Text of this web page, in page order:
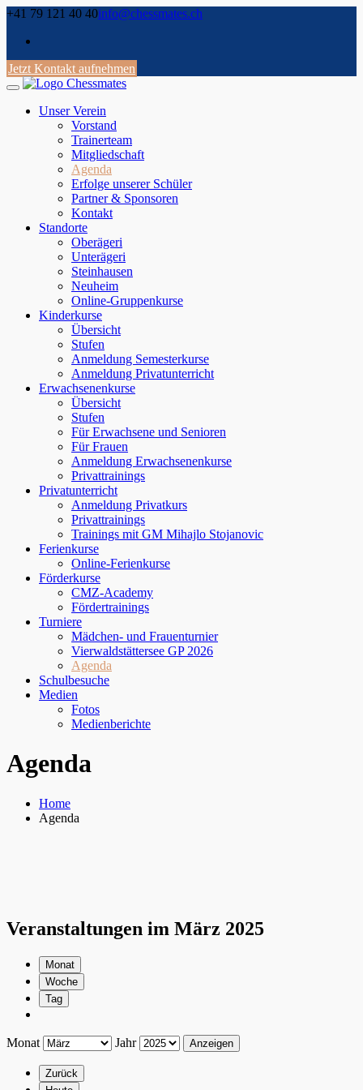
Skip
content
+41 79 121 40 40info@chessmates.ch
Jetzt Kontakt aufnehmen
Unser Verein
Vorstand
Trainerteam
Mitgliedschaft
Agenda
Erfolge unserer Schüler
Partner & Sponsoren
Kontakt
Standorte
Oberägeri
Unterägeri
Steinhausen
Neuheim
Online-Gruppenkurse
Kinderkurse
Übersicht
Stufen
Anmeldung Semesterkurse
Anmeldung Privatunterricht
Erwachsenenkurse
Übersicht
Stufen
Für Erwachsene und Senioren
Für Frauen
Anmeldung Erwachsenenkurse
Privattrainings
Privatunterricht
Anmeldung Privatkurs
Privattrainings
Trainings mit GM Mihajlo Stojanovic
Ferienkurse
Online-Ferienkurse
Förderkurse
CMZ-Academy
Fördertrainings
Turniere
Mädchen- und Frauenturnier
Vierwaldstättersee GP 2026
Agenda
Schulbesuche
Medien
Fotos
Medienberichte
Agenda
Home
Agenda
Veranstaltungen im März 2025
Monat
Woche
Tag
Monat Jahr
Zurück